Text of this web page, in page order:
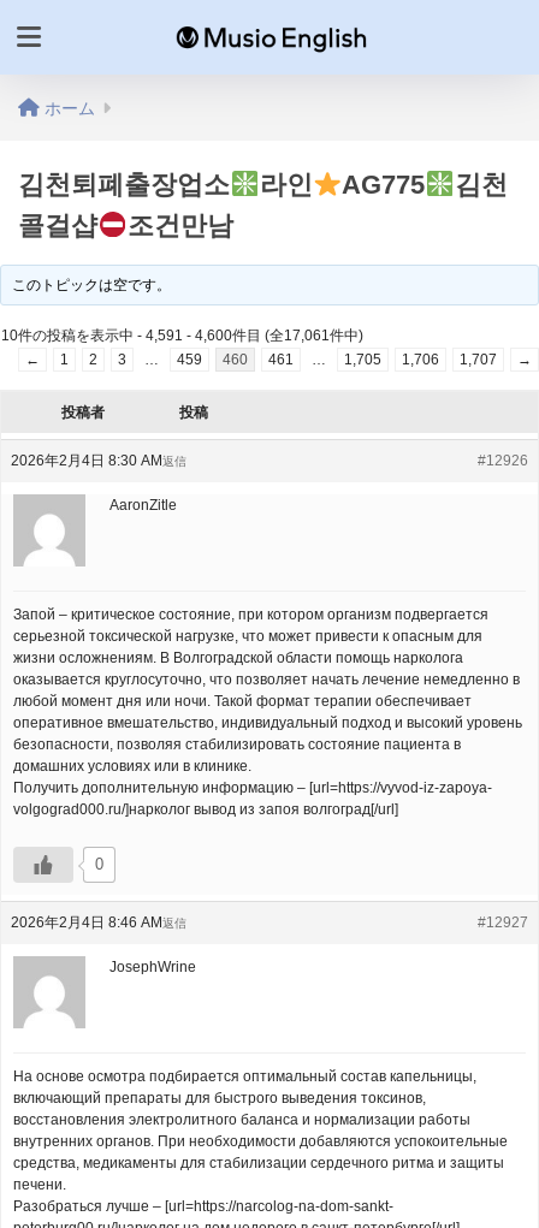
ホーム
김천퇴폐출장업소 라인 AG775
김천
콜걸샵
조건만남
このトピックは空です。
10件の投稿を表示中 - 4,591 - 4,600件目 (全17,061件中)
←
1 2 3 … 459 460 461 … 1,705 1,706 1,707 →
投稿者 投稿
2026年2月4日 8:30 AM #12926
返信
AaronZitle
Запой – критическое состояние, при котором организм подвергается
серьезной токсической нагрузке, что может привести к опасным для
жизни осложнениям. В Волгоградской области помощь нарколога
оказывается круглосуточно, что позволяет начать лечение немедленно в
любой момент дня или ночи. Такой формат терапии обеспечивает
оперативное вмешательство, индивидуальный подход и высокий уровень
безопасности, позволяя стабилизировать состояние пациента в
домашних условиях или в клинике.
Получить дополнительную информацию – [url=https://vyvod-iz-zapoya-
volgograd000.ru/]нарколог вывод из запоя волгоград[/url]
0
2026年2月4日 8:46 AM #12927
返信
JosephWrine
На основе осмотра подбирается оптимальный состав капельницы,
включающий препараты для быстрого выведения токсинов,
восстановления электролитного баланса и нормализации работы
внутренних органов. При необходимости добавляются успокоительные
средства, медикаменты для стабилизации сердечного ритма и защиты
печени.
Разобраться лучше – [url=https://narcolog-na-dom-sankt-